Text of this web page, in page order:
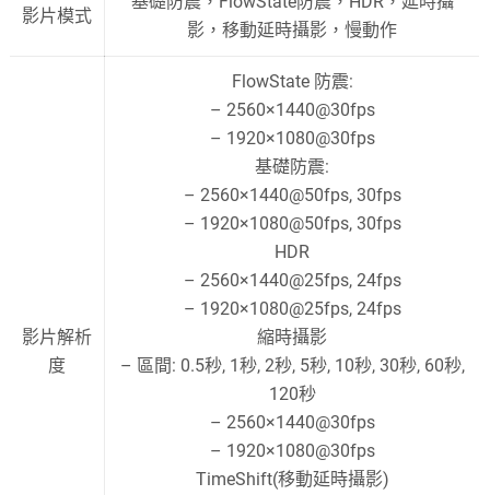
影片模式
影，移動延時攝影，慢動作
影片解析
度
FlowState 防震:
– 2560×1440@30fps
– 1920×1080@30fps
基礎防震:
– 2560×1440@50fps, 30fps
– 1920×1080@50fps, 30fps
HDR
– 2560×1440@25fps, 24fps
– 1920×1080@25fps, 24fps
縮時攝影
– 區間: 0.5秒, 1秒, 2秒, 5秒, 10秒, 30秒, 60秒,
120秒
– 2560×1440@30fps
– 1920×1080@30fps
TimeShift(移動延時攝影)